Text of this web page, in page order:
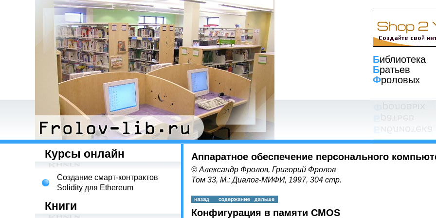
Библиотека
Братьев
Фроловых
Курсы онлайн
Создание смарт-контрактов
Solidity для Ethereum
Книги
Аппаратное обеспечение персонального
© Александр Фролов, Григорий Фролов
Том 33, М.: Диалог-МИФИ, 1997, 304 стр.
Конфигурация в памяти CMOS